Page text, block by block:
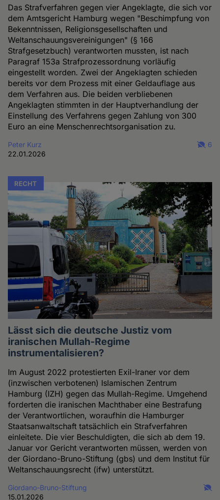
Das Strafverfahren gegen vier Angeklagte, die sich vor
dem Amtsgericht Hamburg wegen "Beschimpfung von
Bekenntnissen, Religionsgesellschaften und
Weltanschauungsvereinigungen" (§ 166
Strafgesetzbuch) verantworten mussten, ist nach
Paragraf 153a Strafprozessordnung vorläufig
eingestellt worden. Zwei der Angeklagten schieden
bereits vor dem Prozess mit einer Geldauflage aus
dem Verfahren aus. Die beiden verbliebenen
Angeklagten stimmten in der Hauptverhandlung der
Einstellung des Verfahrens gegen Zahlung von 300
Euro an eine Menschenrechtsorganisation zu.
Peter Kurz
22.01.2026
6
RECHT
Lässt sich die deutsche Justiz vom
iranischen Mullah-Regime
instrumentalisieren?
Im August 2022 protestierten Exil-Iraner vor dem
(inzwischen verbotenen) Islamischen Zentrum
Hamburg (IZH) gegen das Mullah-Regime. Umgehend
forderten die iranischen Machthaber eine Bestrafung
der Verantwortlichen, woraufhin die Hamburger
Staatsanwaltschaft tatsächlich ein Strafverfahren
einleitete. Die vier Beschuldigten, die sich ab dem 19.
Januar vor Gericht verantworten müssen, werden von
der Giordano-Bruno-Stiftung (gbs) und dem Institut für
Weltanschauungsrecht (ifw) unterstützt.
Giordano-Bruno-Stiftung
15.01.2026